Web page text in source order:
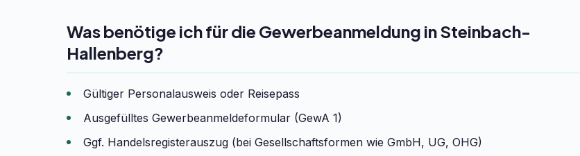
Was benötige ich für die Gewerbeanmeldung in Steinbach-
Hallenberg?
Gültiger Personalausweis oder Reisepass
Ausgefülltes Gewerbeanmeldeformular (GewA 1)
Ggf. Handelsregisterauszug (bei Gesellschaftsformen wie GmbH, UG, OHG)